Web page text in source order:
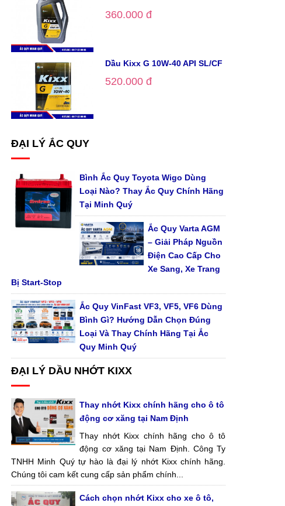
360.000 đ
Dầu Kixx G 10W-40 API SL/CF
520.000 đ
ĐẠI LÝ ẮC QUY
Bình Ắc Quy Toyota Wigo Dùng
Loại Nào? Thay Ắc Quy Chính Hãng
Tại Minh Quý
Ắc Quy Varta AGM
– Giải Pháp Nguồn
Điện Cao Cấp Cho
Xe Sang, Xe Trang
Bị Start-Stop
Ắc Quy VinFast VF3, VF5, VF6 Dùng
Bình Gì? Hướng Dẫn Chọn Đúng
Loại Và Thay Chính Hãng Tại Ắc
Quy Minh Quý
ĐẠI LÝ DẦU NHỚT KIXX
Thay nhớt Kixx chính hãng cho ô tô
động cơ xăng tại Nam Định
Thay nhớt Kixx chính hãng cho ô tô
động cơ xăng tại Nam Định. Công Ty
TNHH Minh Quý tự hào là đại lý nhớt Kixx chính hãng.
Chúng tôi cam kết cung cấp sản phẩm chính...
Cách chọn nhớt Kixx cho xe ô tô,